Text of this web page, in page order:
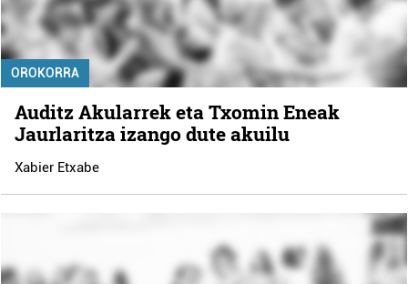
OROKORRA
Auditz Akularrek eta Txomin Eneak
Jaurlaritza izango dute akuilu
Xabier Etxabe